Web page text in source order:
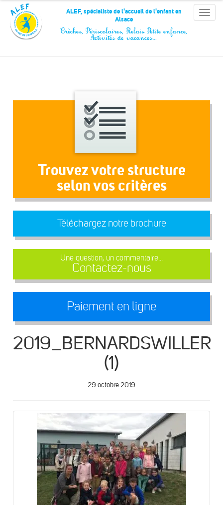
Panneau de gestion des cookies
Toggle
ALEF, spécialiste de l'accueil de l'enfant en
Alsace
Crèches, Périscolaires, Relais Petite enfance,
Activités de vacances…
Trouvez votre structure
selon vos critères
Téléchargez notre brochure
Une question, un commentaire...
Contactez-nous
Paiement en ligne
2019_BERNARDSWILLER
(1)
29 octobre 2019